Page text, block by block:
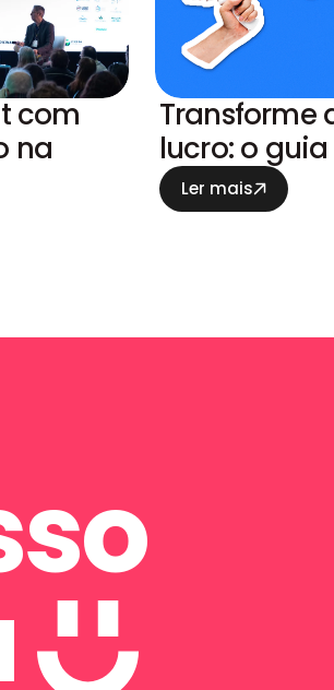
com
na
Transforme
lucro: o
Ler mais